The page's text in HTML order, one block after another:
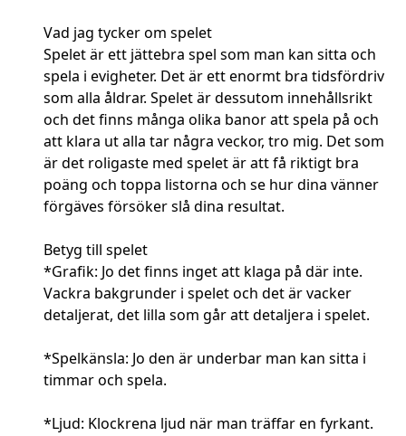
Vad jag tycker om spelet
Spelet är ett jättebra spel som man kan sitta och
spela i evigheter. Det är ett enormt bra tidsfördriv
som alla åldrar. Spelet är dessutom innehållsrikt
och det finns många olika banor att spela på och
att klara ut alla tar några veckor, tro mig. Det som
är det roligaste med spelet är att få riktigt bra
poäng och toppa listorna och se hur dina vänner
förgäves försöker slå dina resultat.
Betyg till spelet
*Grafik: Jo det finns inget att klaga på där inte.
Vackra bakgrunder i spelet och det är vacker
detaljerat, det lilla som går att detaljera i spelet.
*Spelkänsla: Jo den är underbar man kan sitta i
timmar och spela.
*Ljud: Klockrena ljud när man träffar en fyrkant.